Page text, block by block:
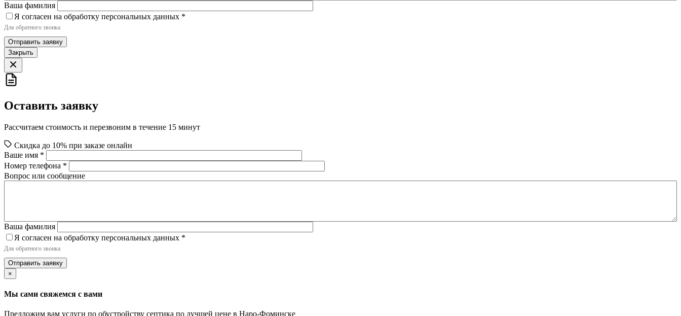
Ваша фамилия
Я согласен на обработку персональных данных *
Для обратного звонка
Отправить заявку
Закрыть
Оставить заявку
Рассчитаем стоимость и перезвоним в течение 15 минут
Скидка до 10% при заказе онлайн
Ваше имя *
Номер телефона *
Вопрос или сообщение
Ваша фамилия
Я согласен на обработку персональных данных *
Для обратного звонка
Отправить заявку
×
Мы сами свяжемся с вами
Предложим вам услуги по обустройству септика по лучшей цене в Наро-Фоминске